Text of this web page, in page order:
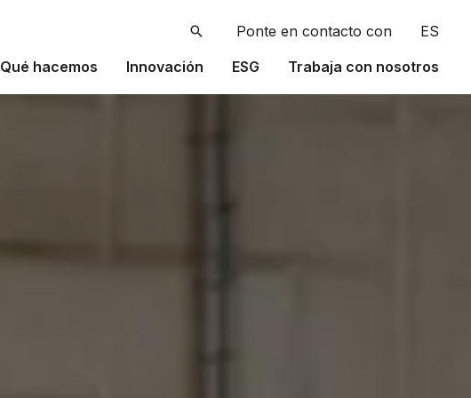
BuscarPonte en contacto con
ES
Qué hacemos Innovación ESG Trabaja con nosotros